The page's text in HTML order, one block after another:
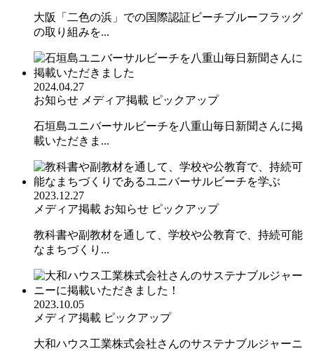
大阪「二色の浜」での国際認証ビーチブルーフラッグ
の取り組みを...
2024.04.27
お知らせ メディア掲載 ピックアップ
石垣島ユニバーサルビーチを八重山毎日新聞さんに掲
載いただきま...
2023.12.27
メディア掲載 お知らせ ピックアップ
教科書や副教材を通して、学校や公教育で、持続可能
なまちづくり...
2023.10.05
メディア掲載 ピックアップ
大和ハウス工業株式会社さんのサステナブルジャーニ